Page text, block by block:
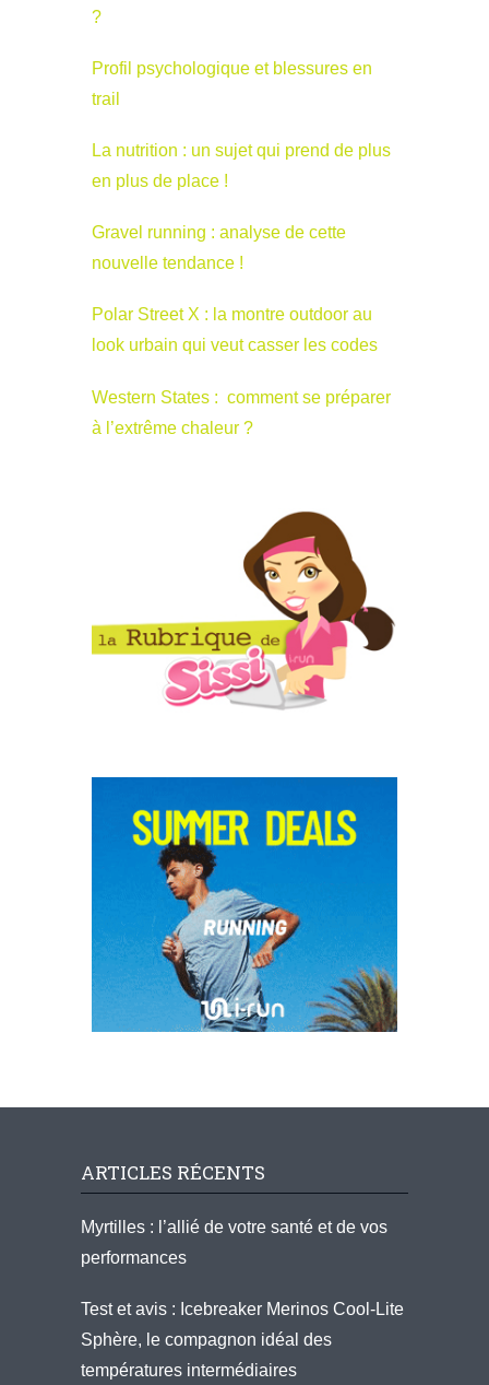
?
Profil psychologique et blessures en
trail
La nutrition : un sujet qui prend de plus
en plus de place !
Gravel running : analyse de cette
nouvelle tendance !
Polar Street X : la montre outdoor au
look urbain qui veut casser les codes
Western States : comment se préparer
à l’extrême chaleur ?
ARTICLES RÉCENTS
Myrtilles : l’allié de votre santé et de vos
performances
Test et avis : Icebreaker Merinos Cool-Lite
Sphère, le compagnon idéal des
températures intermédiaires